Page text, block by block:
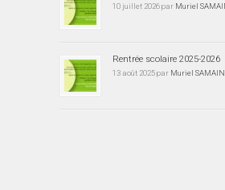
10 juillet 2026 par Muriel
Rentrée scolaire 2025-2026
13 août 2025 par Muriel SAMAIN